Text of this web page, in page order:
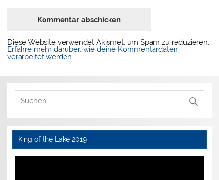
Diese Website verwendet Akismet, um Spam zu reduzieren.
Erfahre mehr darüber, wie deine Kommentardaten
verarbeitet werden.
King of the Lake 2019
Video-